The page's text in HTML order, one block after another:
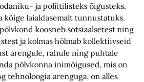
ja poliitilisteks õigusteks,
kõige laialdasemalt tunnustatuks.
koosneb sotsiaalsetest ning
ja kolmas hõlmab kollektiivseid
arengule, rahule ning puhtale
põlvkonna inimõigused, mis on
tehnoloogia arenguga, on alles